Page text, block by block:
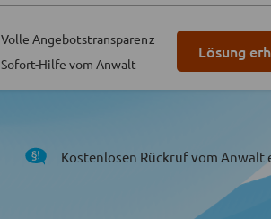
Volle Angebotstransparenz
Sofort-Hilfe vom Anwalt
Lösung
Kostenlosen Rückruf vom Anwalt